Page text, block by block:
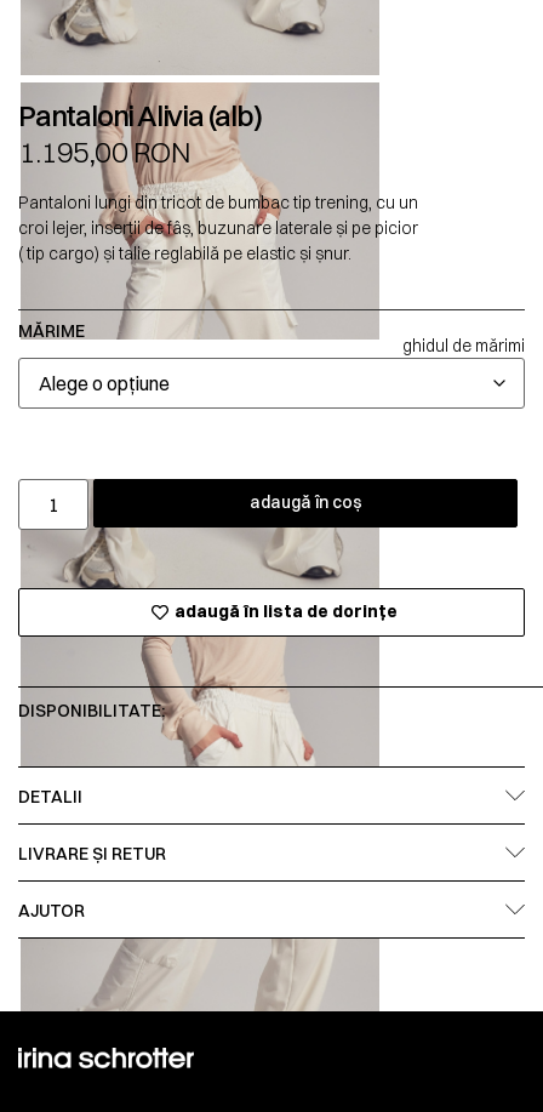
Pantaloni Alivia (alb)
1.195,00RON
Pantaloni lungi din tricot de bumbac tip trening, cu un
croi lejer, inserții de fâș, buzunare laterale și pe picior
( tip cargo) și talie reglabilă pe elastic și șnur.
MĂRIME
ghidul de mărimi
adaugă în coș
adaugă în lista de dorințe
DISPONIBILITATE:
DETALII
LIVRARE ȘI RETUR
AJUTOR